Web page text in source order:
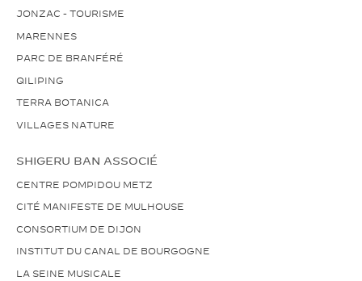
JONZAC - TOURISME
MARENNES
PARC DE BRANFÉRÉ
QILIPING
TERRA BOTANICA
VILLAGES NATURE
SHIGERU BAN ASSOCIÉ
CENTRE POMPIDOU METZ
CITÉ MANIFESTE DE MULHOUSE
CONSORTIUM DE DIJON
INSTITUT DU CANAL DE BOURGOGNE
LA SEINE MUSICALE